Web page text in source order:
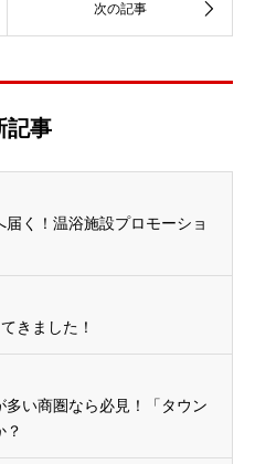
記事
届く！温浴施設プロモーショ
きました！
多い商圏なら必見！「タウン
？